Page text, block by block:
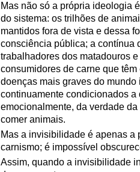
Mas não só a própria ideologia
do sistema: os trilhões de
mantidos fora de vista e dessa
consciência pública; a contínua
trabalhadores dos matadouros
consumidores de carne que
doenças mais graves do
continuamente condicionados
emocionalmente, da verdade
comer animais.
Mas a invisibilidade é apenas a
carnismo; é impossível
Assim, quando a invisibilidade